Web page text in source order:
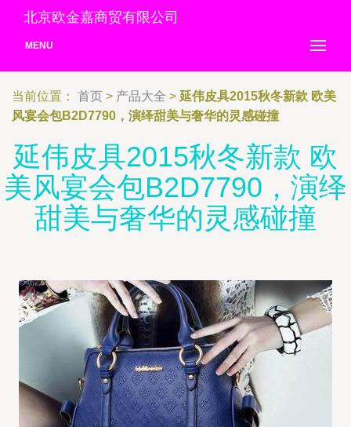
北京欧金嘉商贸有限公司
MENU
当前位置： 首页 > 产品大全 > 延伟皮具2015秋冬新款 欧美
风宴会包B2D7790，演绎甜美与奢华的灵感碰撞
延伟皮具2015秋冬新款 欧
美风宴会包B2D7790，演绎
甜美与奢华的灵感碰撞